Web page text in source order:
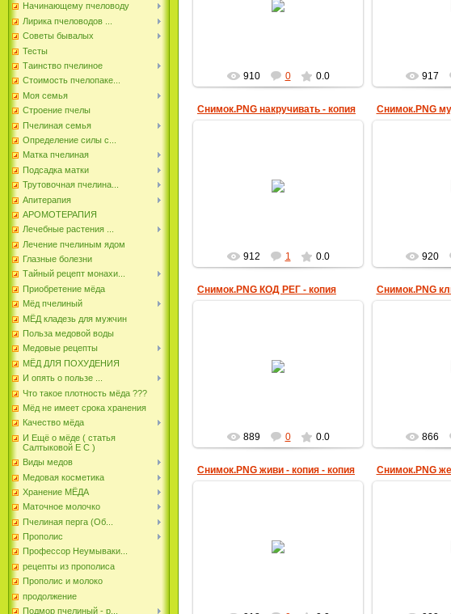
Начинающему пчеловоду
Лирика пчеловодов ...
Советы бывалых
Тесты
Таинство пчелиное
Стоимость пчелопаке...
Моя семья
Строение пчелы
Пчелиная семья
Определение силы с...
Матка пчелиная
Подсадка матки
Трутовочная пчелина...
Апитерапия
АРОМОТЕРАПИЯ
Лечебные растения ...
Лечение пчелиным ядом
Глазные болезни
Тайный рецепт монахи...
Приобретение мёда
Мёд пчелиный
МЁД кладезь для мужчин
Польза медовой воды
Медовые рецепты
МЁД ДЛЯ ПОХУДЕНИЯ
И опять о пользе ...
Что такое плотность мёда ???
Мёд не имеет срока хранения
Качество мёда
И Ещё о мёде ( статья
Салтыковой Е С )
Виды медов
Медовая косметика
Хранение МЁДА
Маточное молочко
Пчелиная перга (Об...
Прополис
Профессор Неумываки...
рецепты из прополиса
Прополис и молоко
продолжение
Подмор пчелиный - р...
910 0 0.0 917
Снимок.PNG накручивать - копия
912 1 0.0
Снимок.PNG
920
Снимок.PNG КОД РЕГ - копия
889 0 0.0 866
Снимок.PNG живи - копия - копия